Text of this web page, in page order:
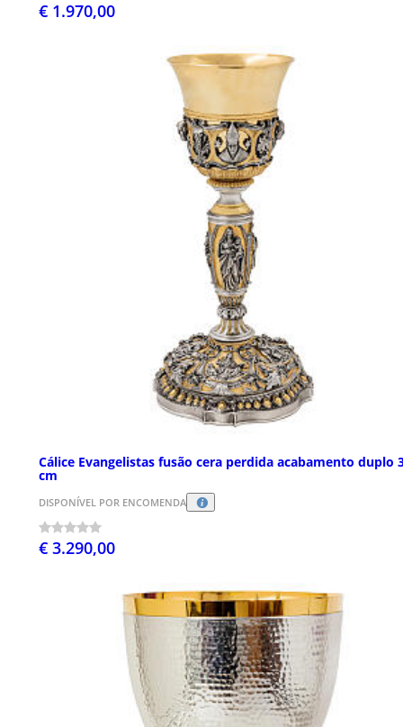
€ 1.970,00
Cálice Evangelistas fusão cera perdida acabamento duplo
cm
DISPONÍVEL POR ENCOMENDA
€ 3.290,00